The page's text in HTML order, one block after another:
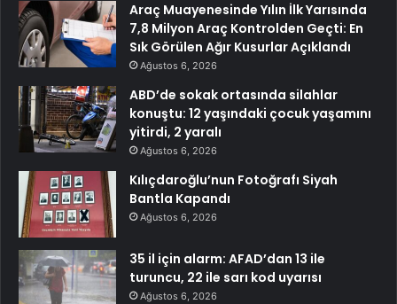
Araç Muayenesinde Yılın İlk Yarısında
7,8 Milyon Araç Kontrolden Geçti: En
Sık Görülen Ağır Kusurlar Açıklandı
Ağustos 6, 2026
ABD’de sokak ortasında silahlar
konuştu: 12 yaşındaki çocuk yaşamını
yitirdi, 2 yaralı
Ağustos 6, 2026
Kılıçdaroğlu’nun Fotoğrafı Siyah
Bantla Kapandı
Ağustos 6, 2026
35 il için alarm: AFAD’dan 13 ile
turuncu, 22 ile sarı kod uyarısı
Ağustos 6, 2026